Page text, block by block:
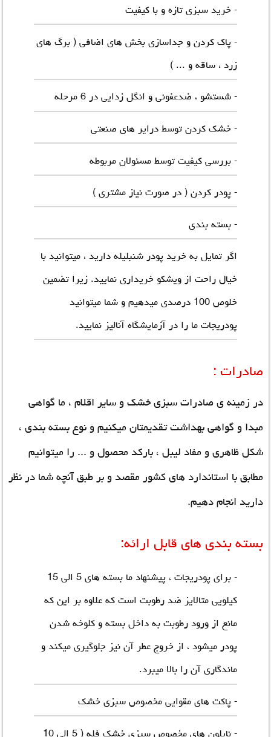
- خرید سبزی تازه و با کیفیت
- پاک کردن و جداسازی بخش های اضافی ( برگ های
زرد ، ساقه و ... )
- شستشو ، ضدعفونی و انگل زدایی در 6 مرحله
- خشک کردن توسط درایر های صنعتی
- بررسی کیفیت توسط مسئولان مربوطه
- پودر کردن ( در صورت نیاز مشتری )
- بسته بندی
اگر تمایل به خرید پودر شنبلیله دارید ، میتوانید با
خیال راحت از ویشکو خریداری نمایید. زیرا تضمین
خلوص 100 درصدی میدهیم و شما میتوانید
پودریجات ما را در آزمایشگاه آنالیز نمایید.
صادرات :
در زمینه ی صادرات سبزی خشک و سایر اقلام ، ما گواهی
مبدا و گواهی بهداشت تقدیمتان میکنیم و نوع بسته بندی ،
شکل ظاهری و مفاد لیبل ، بارکد محصول و ... را میتوانیم
مطابق با استاندارد های کشور مقصد و بر طبق آنچه شما در نظر
دارید انجام دهیم.
بسته بندی های قابل ارائه:
- برای پودریجات ، پیشنهاد ما بسته های 5 الی 15
کیلویی متالایز ضد رطوبت است که علاوه بر این که
مانع از ورود رطوبت به داخل بسته و کلوخه شدن
پودر میشود ، از خروج عطر آن نیز جلوگیری میکند و
ماندگاری آن را بالا میبرد.
- پاکت های مقوایی مخصوص سبزی خشک
- نایلون های مخصوص سبزی خشک فله ( 5 الی 10